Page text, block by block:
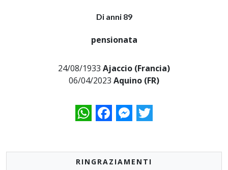
Di anni 89
pensionata
24/08/1933 Ajaccio (Francia)
06/04/2023 Aquino (FR)
WhatsAppFacebookMessenger
Twitter
RINGRAZIAMENTI